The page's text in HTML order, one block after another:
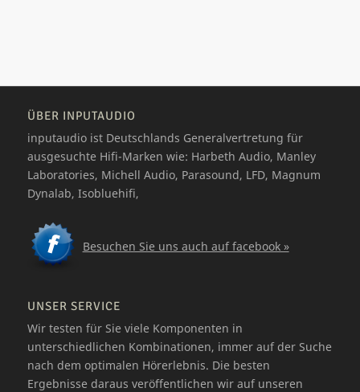
ÜBER INPUTAUDIO
inputaudio ist Deutschlands Generalvertretung für
ausgesuchte Hifi-Marken wie: Harbeth Audio, Manley
Laboratories, Michell Audio, Parasound, LFD, Magnum
Dynalab, Isobluehifi,
Besuchen Sie uns auch auf facebook »
UNSER SERVICE
Wir testen für Sie viele Komponenten in
unterschiedlichen Kombinationen, immer auf der Suche
nach dem optimalen Hörerlebnis. Die besten
Ergebnisse daraus veröffentlichen wir auf unseren